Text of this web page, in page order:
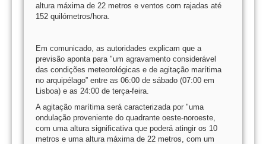
altura máxima de 22 metros e ventos com rajadas até
152 quilómetros/hora.
Em comunicado, as autoridades explicam que a
previsão aponta para "um agravamento considerável
das condições meteorológicas e de agitação marítima
no arquipélago” entre as 06:00 de sábado (07:00 em
Lisboa) e as 24:00 de terça-feira.
A agitação marítima será caracterizada por "uma
ondulação proveniente do quadrante oeste-noroeste,
com uma altura significativa que poderá atingir os 10
metros e uma altura máxima de 22 metros, com um